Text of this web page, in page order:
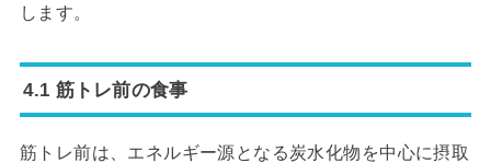
します。
4.1 筋トレ前の食事
筋トレ前は、エネルギー源となる炭水化物を中心に摂取